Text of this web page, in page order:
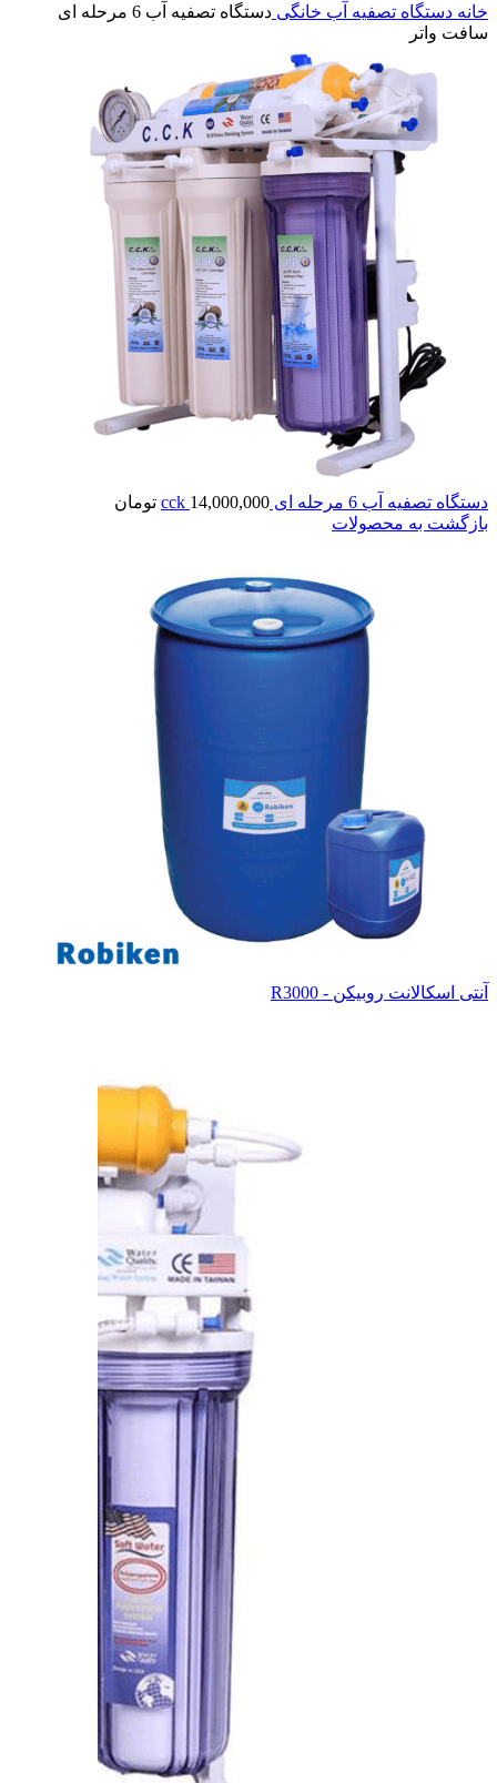
خانه دستگاه تصفیه آب خانگی
دستگاه تصفیه آب 6 مرحله ای
سافت واتر
دستگاه تصفیه آب 6 مرحله ای cck 14,000,000
تومان
بازگشت به محصولات
آنتی اسکالانت روبیکن - R3000